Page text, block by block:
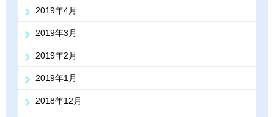
2019年4月
2019年3月
2019年2月
2019年1月
2018年12月